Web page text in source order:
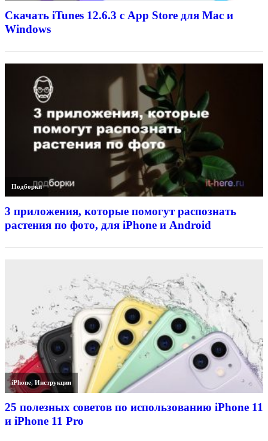
Скачать iTunes 12.6.3 с App Store для Mac и
Windows
Подборки
3 приложения, которые помогут распознать
растения по фото, для iPhone и Android
iPhone,Инструкции
25 полезных советов по использованию iPhone 11
и iPhone 11 Pro